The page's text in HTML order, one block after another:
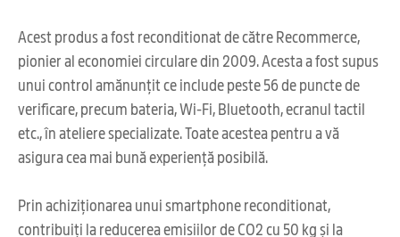
Acest produs a fost reconditionat de către Recommerce,
pionier al economiei circulare din 2009. Acesta a fost supus
unui control amănunțit ce include peste 56 de puncte de
verificare, precum bateria, Wi-Fi, Bluetooth, ecranul tactil
etc., în ateliere specializate. Toate acestea pentru a vă
asigura cea mai bună experiență posibilă.
Prin achiziționarea unui smartphone reconditionat,
contribuiți la reducerea emisiilor de CO2 cu 50 kg și la